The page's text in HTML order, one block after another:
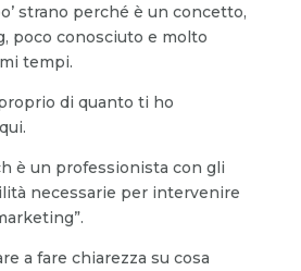
strano perché è un concetto,
poco conosciuto e molto
tempi.
di quanto ti ho
è un professionista con gli
necessarie per intervenire
a fare chiarezza su cosa